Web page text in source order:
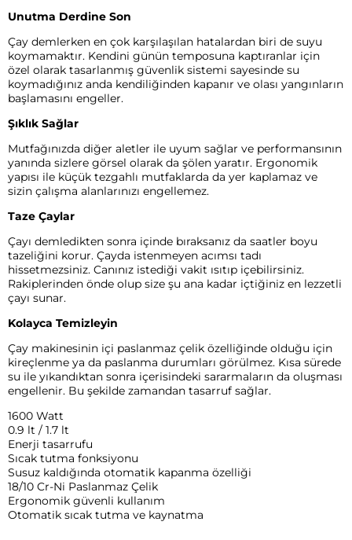
Unutma Derdine Son
Çay demlerken en çok karşılaşılan hatalardan biri de suyu
koymamaktır. Kendini günün temposuna kaptıranlar için
özel olarak tasarlanmış güvenlik sistemi sayesinde su
koymadığınız anda kendiliğinden kapanır ve olası yangınların
başlamasını engeller.
Şıklık Sağlar
Mutfağınızda diğer aletler ile uyum sağlar ve performansının
yanında sizlere görsel olarak da şölen yaratır. Ergonomik
yapısı ile küçük tezgahlı mutfaklarda da yer kaplamaz ve
sizin çalışma alanlarınızı engellemez.
Taze Çaylar
Çayı demledikten sonra içinde bıraksanız da saatler boyu
tazeliğini korur. Çayda istenmeyen acımsı tadı
hissetmezsiniz. Canınız istediği vakit ısıtıp içebilirsiniz.
Rakiplerinden önde olup size şu ana kadar içtiğiniz en lezzetli
çayı sunar.
Kolayca Temizleyin
Çay makinesinin içi paslanmaz çelik özelliğinde olduğu için
kireçlenme ya da paslanma durumları görülmez. Kısa sürede
su ile yıkandıktan sonra içerisindeki sararmaların da oluşması
engellenir. Bu şekilde zamandan tasarruf sağlar.
1600 Watt
0.9 lt / 1.7 lt
Enerji tasarrufu
Sıcak tutma fonksiyonu
Susuz kaldığında otomatik kapanma özelliği
18/10 Cr-Ni Paslanmaz Çelik
Ergonomik güvenli kullanım
Otomatik sıcak tutma ve kaynatma